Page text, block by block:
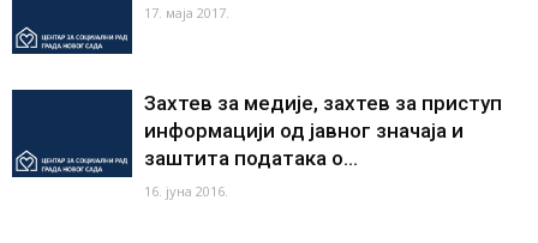
17. маја 2017.
Захтев за медије, захтев за приступ
информацији од јавног значаја и
заштита података о...
16. јуна 2016.